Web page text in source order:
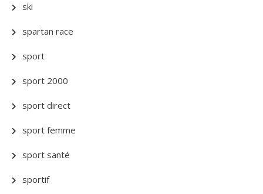
ski
spartan race
sport
sport 2000
sport direct
sport femme
sport santé
sportif